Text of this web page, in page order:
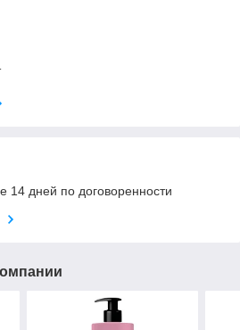
14 дней по договоренности